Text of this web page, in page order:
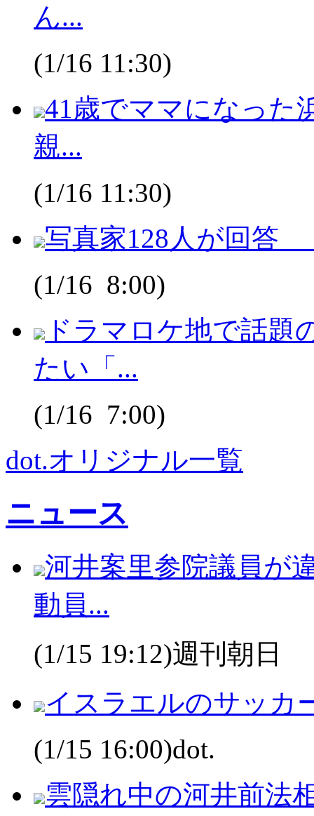
ん...
(1/16 11:30)
41歳でママになった
親...
(1/16 11:30)
写真家128人が回答
(1/16 8:00)
ドラマロケ地で話
たい「...
(1/16 7:00)
dot.オリジナル一覧
ニュース
河井案里参院議員が
動員...
(1/15 19:12)週刊朝日
イスラエルのサッカ
(1/15 16:00)dot.
雲隠れ中の河井前法